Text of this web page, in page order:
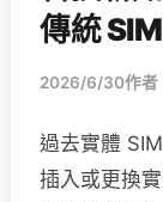
傳統
2026/6/30作者
過去實體
插入或更換